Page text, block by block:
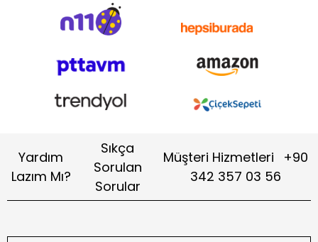
Yardım
Lazım Mı?
Sıkça
Sorulan
Sorular
Müşteri Hizmetleri
+90
342 357 03 56